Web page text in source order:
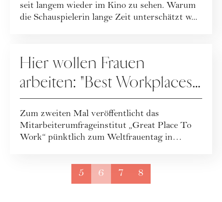
seit langem wieder im Kino zu sehen. Warum
die Schauspielerin lange Zeit unterschätzt w...
Hier wollen Frauen
arbeiten: "Best Workplaces
for Women 2025" – die
Top 10
Zum zweiten Mal veröffentlicht das
Mitarbeiterumfrageinstitut „Great Place To
Work“ pünktlich zum Weltfrauentag in
5 6 7 8